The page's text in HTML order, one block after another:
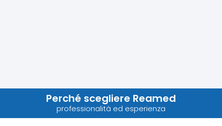
Perché scegliere Reamed
professionalità ed esperienza